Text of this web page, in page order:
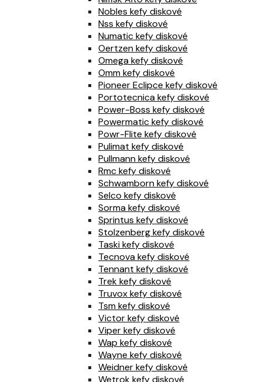
Nobles kefy diskové
Nss kefy diskové
Numatic kefy diskové
Oertzen kefy diskové
Omega kefy diskové
Omm kefy diskové
Pioneer Eclipce kefy diskové
Portotecnica kefy diskové
Power-Boss kefy diskové
Powermatic kefy diskové
Powr-Flite kefy diskové
Pulimat kefy diskové
Pullmann kefy diskové
Rmc kefy diskové
Schwamborn kefy diskové
Selco kefy diskové
Sorma kefy diskové
Sprintus kefy diskové
Stolzenberg kefy diskové
Taski kefy diskové
Tecnova kefy diskové
Tennant kefy diskové
Trek kefy diskové
Truvox kefy diskové
Tsm kefy diskové
Victor kefy diskové
Viper kefy diskové
Wap kefy diskové
Wayne kefy diskové
Weidner kefy diskové
Wetrok kefy diskové